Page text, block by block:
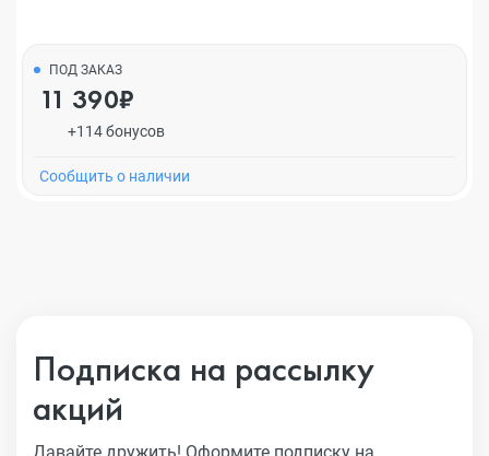
ПОД ЗАКАЗ
11 390₽
+114 бонусов
Cообщить о наличии
Подписка на рассылку
акций